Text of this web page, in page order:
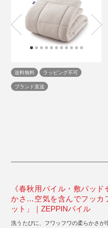
送料無料
ラッピング不可
ブランド直送
《春秋用パイル・敷パッ
かさ…空気を含んでフッカ
ット」｜ZEPPINパイル
洗うたびに、フワッフワの柔らかさ